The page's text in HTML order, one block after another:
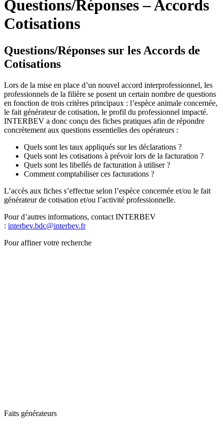
Questions/Réponses – Accords
Cotisations
Questions/Réponses sur les Accords de
Cotisations
Lors de la mise en place d’un nouvel accord interprofessionnel, les
professionnels de la filière se posent un certain nombre de questions
en fonction de trois critères principaux : l’espèce animale concernée,
le fait générateur de cotisation, le profil du professionnel impacté.
INTERBEV a donc conçu des fiches pratiques afin de répondre
concrètement aux questions essentielles des opérateurs :
Quels sont les taux appliqués sur les déclarations ?
Quels sont les cotisations à prévoir lors de la facturation ?
Quels sont les libellés de facturation à utiliser ?
Comment comptabiliser ces facturations ?
L’accès aux fiches s’effectue selon l’espèce concernée et/ou le fait
générateur de cotisation et/ou l’activité professionnelle.
Pour d’autres informations, contact INTERBEV
: interbev.bdc@interbev.fr
Pour affiner votre recherche
Faits générateurs